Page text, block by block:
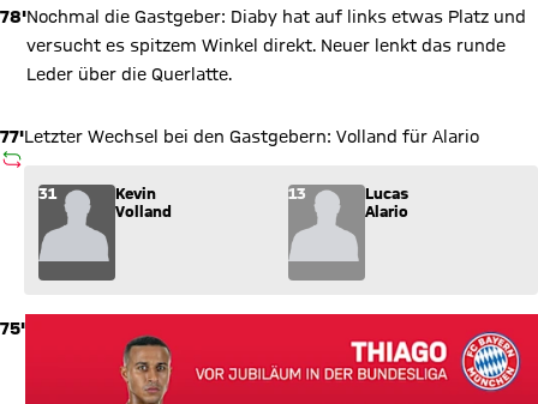
78'Nochmal die Gastgeber: Diaby hat auf links etwas Platz und
versucht es spitzem Winkel direkt. Neuer lenkt das runde
Leder über die Querlatte.
77'
AUSWECHSLUNG
Letzter Wechsel bei den Gastgebern: Volland für Alario
Wechsel: Kevin Volland (31) kommt für Lucas Alario (13) ins
31
Kevin
Volland
13
Lucas
Alario
75'